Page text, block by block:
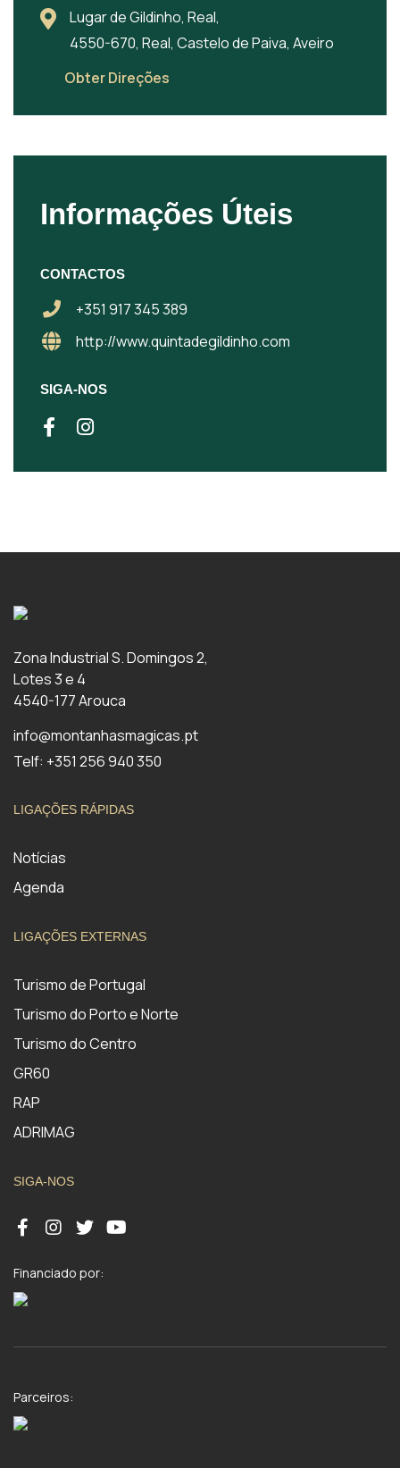
Lugar de Gildinho, Real,
4550-670, Real, Castelo de Paiva, Aveiro
Obter Direções
Informações Úteis
CONTACTOS
+351 917 345 389
http://www.quintadegildinho.com
SIGA-NOS
Zona Industrial S. Domingos 2,
Lotes 3 e 4
4540-177 Arouca
info@montanhasmagicas.pt
Telf: +351 256 940 350
LIGAÇÕES RÁPIDAS
Notícias
Agenda
LIGAÇÕES EXTERNAS
Turismo de Portugal
Turismo do Porto e Norte
Turismo do Centro
GR60
RAP
ADRIMAG
SIGA-NOS
Financiado por:
Parceiros: